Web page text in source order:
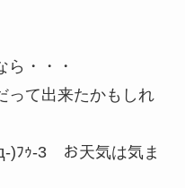
ら・・・
って出来たかもしれ
)ﾌｩ-3 お天気は気ま